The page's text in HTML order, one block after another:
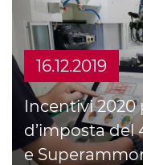
16.12.2019
Incentivi 2020
d’imposta del
e